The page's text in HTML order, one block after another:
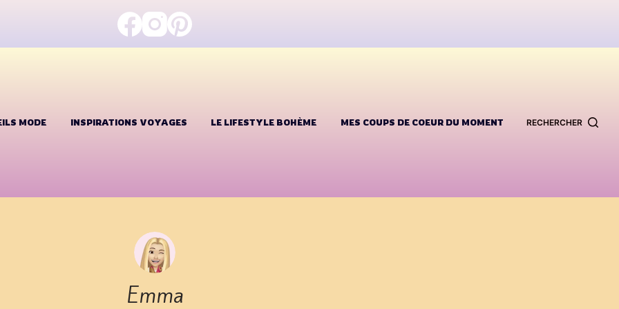
MODE INSPIRATIONS VOYAGES LE LIFESTYLE BOHÈME MES COUPS DE COEUR DU MOMENT RECHERCHER
Emma